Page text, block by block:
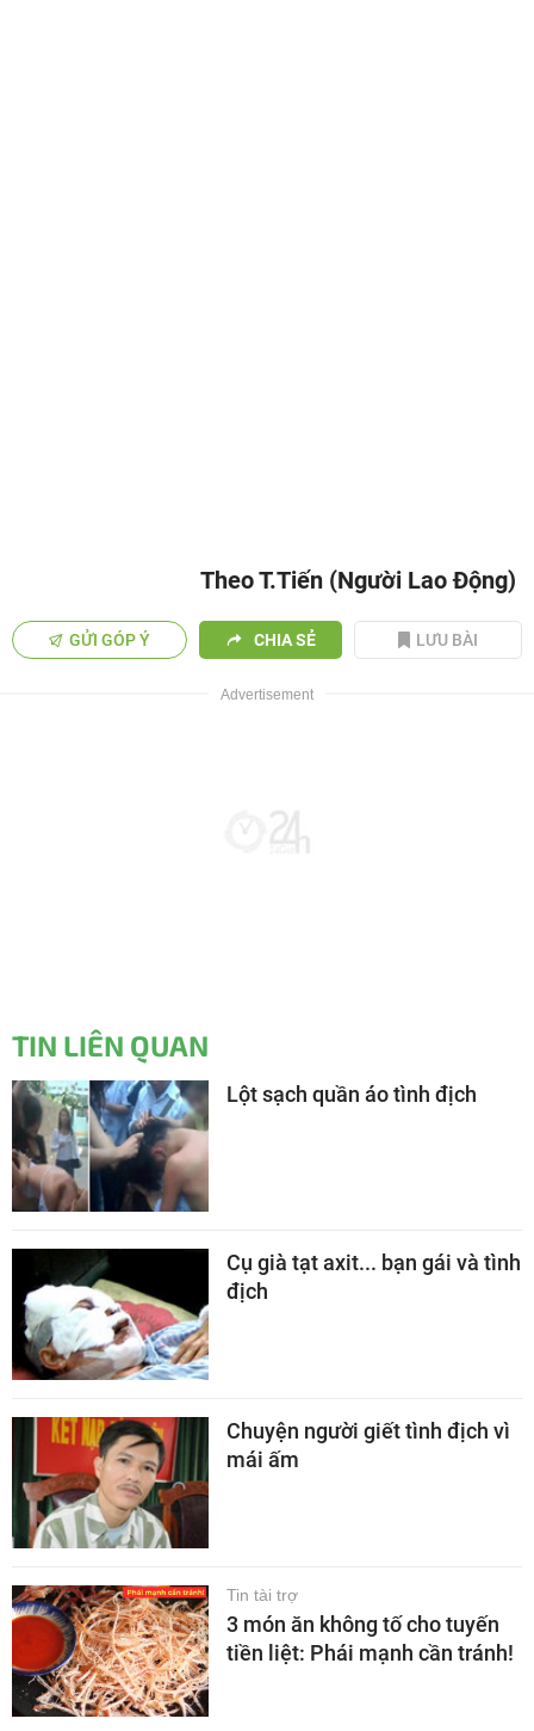
Theo T.Tiến (Người Lao Động)
GỬI GÓP Ý CHIA SẺ LƯU BÀI
TIN LIÊN QUAN
Lột sạch quần áo tình địch
Cụ già tạt axit... bạn gái và tình
địch
Chuyện người giết tình địch vì
mái ấm
Tin tài trợ
3 món ăn không tố cho tuyến
tiền liệt: Phái mạnh cần tránh!